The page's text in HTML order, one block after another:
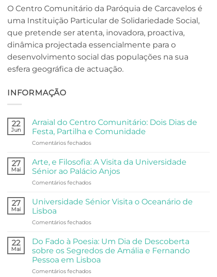
O Centro Comunitário da Paróquia de Carcavelos é
uma Instituição Particular de Solidariedade Social,
que pretende ser atenta, inovadora, proactiva,
dinâmica projectada essencialmente para o
desenvolvimento social das populações na sua
esfera geográfica de actuação.
INFORMAÇÃO
22
Jun
Arraial do Centro Comunitário: Dois Dias de
Festa, Partilha e Comunidade
Comentários fechadosem
do
Centro
Comunitário:
Dois
de
e
27
Mai
Arte, e Filosofia: A Visita da Universidade
Sénior ao Palácio Anjos
Comentários fechadosem
e
Visita
Universidade
Sénior
Palácio
Anjos
27
Mai
Universidade Sénior Visita o Oceanário de
Lisboa
Comentários fechadosem
Sénior
Visita
o
Oceanário
de
22
Mai
Do Fado à Poesia: Um Dia de Descoberta
sobre os Segredos de Amália e Fernando
Pessoa em Lisboa
Comentários fechadosem